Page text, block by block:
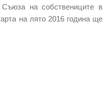
на собствениците в
на лято 2016 година ще